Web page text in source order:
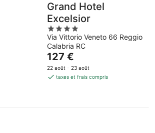
Grand Hotel
Excelsior
4
out
of
5
Via Vittorio Veneto 66 Reggio
Calabria RC
Le
prix
est
par
127 €
22 août - 23 août
taxes et frais compris